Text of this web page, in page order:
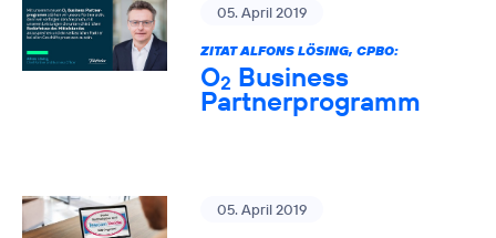
05. April 2019
ZITAT ALFONS LÖSING, CPBO:
O2 Business
Partnerprogramm
05. April 2019